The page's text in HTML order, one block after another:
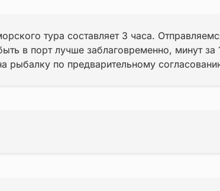
тура составляет 3 часа.
в порт лучше заблаговременно, минут за
по предварительному